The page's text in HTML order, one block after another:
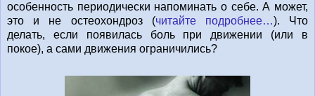
особенность периодически напоминать о себе. А может,
это и не остеохондроз (читайте подробнее…). Что
делать, если появилась боль при движении (или в
покое), а сами движения ограничились?